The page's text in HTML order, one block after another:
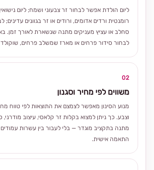
ליום הולדת אפשר לבחור זר צבעוני ושמח; ליום
רומנטית ורדים אדומים, ורודים או זר בגוונים עדינים;
סחלב או עציץ מעניקים מתנה שנשארת לאורך זמן.
לבחור סידור פרחים או מארז שמשלב פרחים, שוקולד
02
משווים לפי מחיר וסגנון
מנוע הסינון מאפשר לצמצם את התוצאות לפי טווח
וצבע. כך ניתן למצוא בקלות זר קלאסי, עיצוב מודרני,
מתנה בתקציב מוגדר — בלי לעבור בין עשרות עמודים
התאמה אישית.